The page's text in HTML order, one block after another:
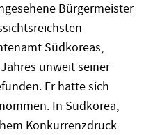
Bürgermeister
Südkoreas,
unweit seiner
Er hatte sich
In Südkorea,
Konkurrenzdruck